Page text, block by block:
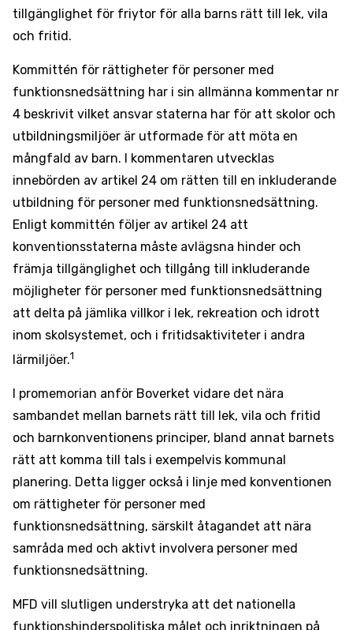
tillgänglighet för friytor för alla barns rätt till lek, vila
och fritid.
Kommittén för rättigheter för personer med
funktionsnedsättning har i sin allmänna kommentar nr
4 beskrivit vilket ansvar staterna har för att skolor och
utbildningsmiljöer är utformade för att möta en
mångfald av barn. I kommentaren utvecklas
innebörden av artikel 24 om rätten till en inkluderande
utbildning för personer med funktionsnedsättning.
Enligt kommittén följer av artikel 24 att
konventionsstaterna måste avlägsna hinder och
främja tillgänglighet och tillgång till inkluderande
möjligheter för personer med funktionsnedsättning
att delta på jämlika villkor i lek, rekreation och idrott
inom skolsystemet, och i fritidsaktiviteter i andra
lärmiljöer.1
I promemorian anför Boverket vidare det nära
sambandet mellan barnets rätt till lek, vila och fritid
och barnkonventionens principer, bland annat barnets
rätt att komma till tals i exempelvis kommunal
planering. Detta ligger också i linje med konventionen
om rättigheter för personer med
funktionsnedsättning, särskilt åtagandet att nära
samråda med och aktivt involvera personer med
funktionsnedsättning.
MFD vill slutligen understryka att det nationella
funktionshinderspolitiska målet och inriktningen på